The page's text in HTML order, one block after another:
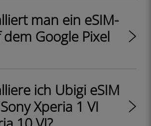
man ein eSIM-
Google Pixel
ich Ubigi eSIM
Xperia 1 VI